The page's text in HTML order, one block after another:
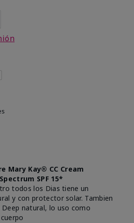
Mary Kay® CC Cream
SPF 15*
todos los Dias tiene un
y con protector solar. Tambien
natural, lo uso como